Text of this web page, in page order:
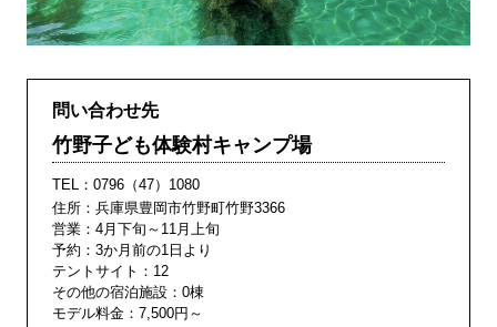
問い合わせ先
竹野子ども体験村キャンプ場
TEL： 0796（47）1080
住所：兵庫県豊岡市竹野町竹野3366
営業：4月下旬～11月上旬
予約：3か月前の1日より
テントサイト：12
その他の宿泊施設：0棟
モデル料金：7,500円～